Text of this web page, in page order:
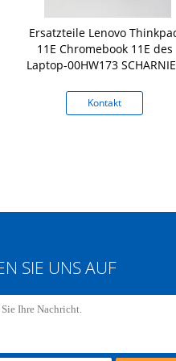
Ersatzteile Lenovo
11E Chromebook 11E des
Laptop-00HW173
Kontakt
SIE UNS AUF